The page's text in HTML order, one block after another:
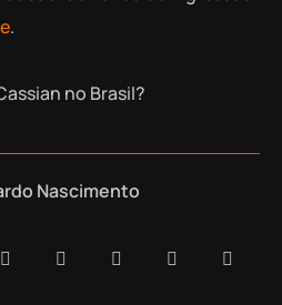
.
no Brasil?
Nascimento